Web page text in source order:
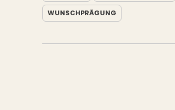
WUNSCHPRÄGUNG